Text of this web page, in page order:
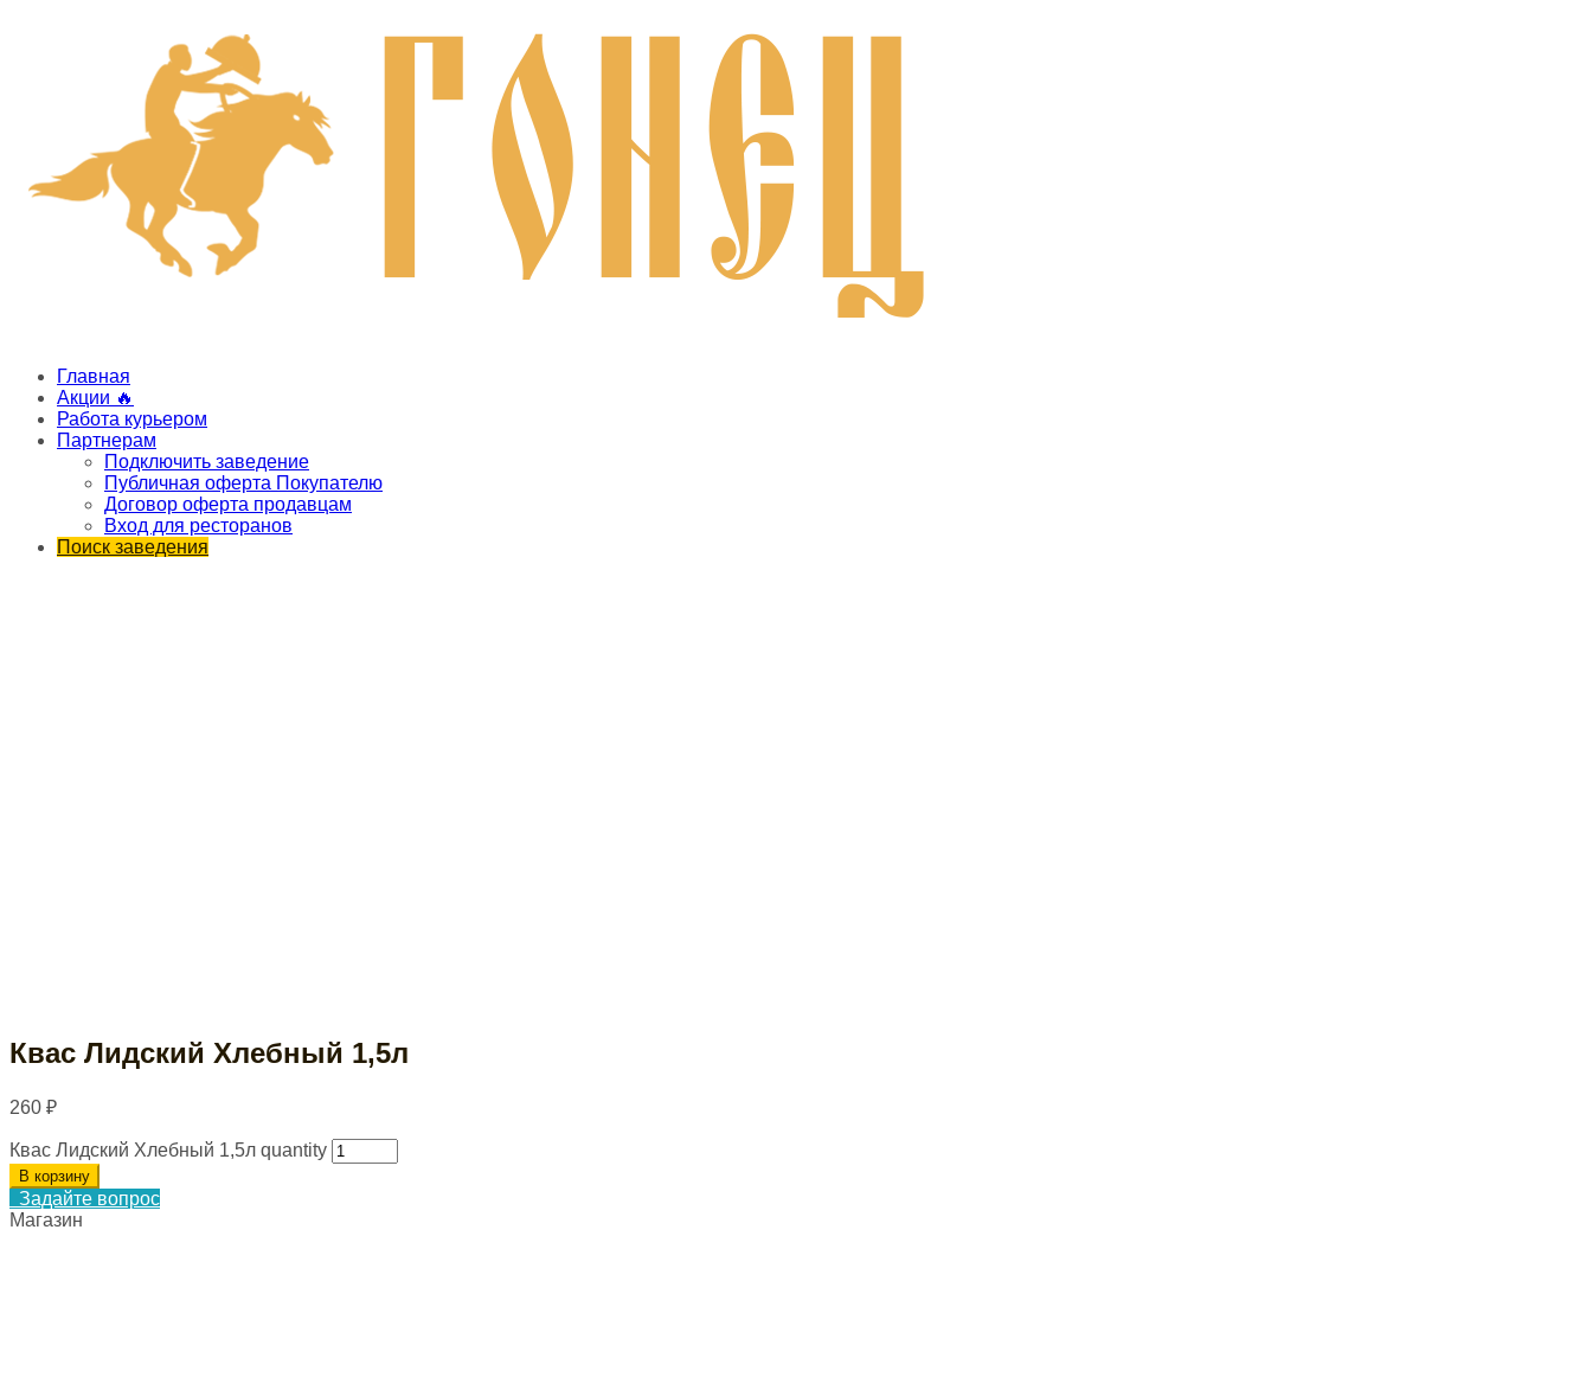
Главная
Акции 🔥
Работа курьером
Партнерам
Подключить заведение
Публичная оферта Покупателю
Договор оферта продавцам
Вход для ресторанов
Поиск заведения
Квас Лидский Хлебный 1,5л
260 ₽
Квас Лидский Хлебный 1,5л quantity
В корзину
Задайте вопрос
Магазин